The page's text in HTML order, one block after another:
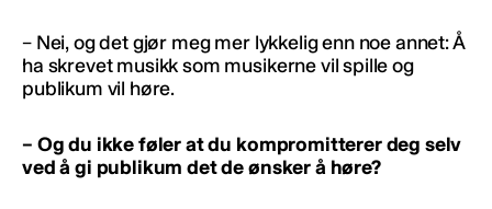
– Nei, og det gjør meg mer lykkelig enn noe annet: Å
ha skrevet musikk som musikerne vil spille og
publikum vil høre.
– Og du ikke føler at du kompromitterer deg selv
ved å gi publikum det de ønsker å høre?